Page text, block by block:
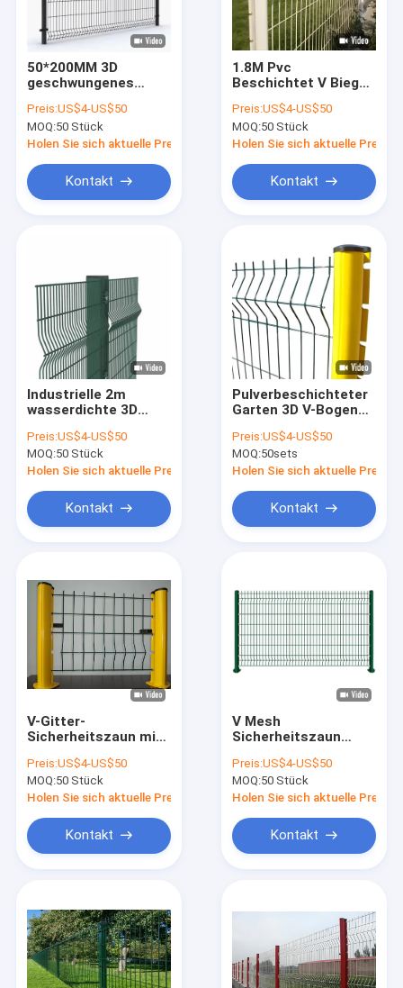
Über uns
Kontakt mit uns
Neuigkeiten
Metalldrahtnetze Schranken
Ein temporärer Zaun aus Metall
Röhrenstahlzaun
Edelstahl-Drahtseil-Masche
Zaun für Viehbetriebe
Massenkontrolle
Sicherheitszaun gegen Aufstieg
Kettenschnittzaun
Stacheldraht
Hundehütte aus Stahl
Galvanisiertes Stahlgitter
50*200MM 3D
geschwungenes
Gitterzaun
Preis:US$4-US$50
MOQ:50 Stück
Holen Sie sich aktuelle Preis
Kontakt
1.8M Pvc
Beschichtet V Biegen
Garten Außen 3D
Zaun Mit
Pfirsichform Post
Preis:US$4-US$50
MOQ:50 Stück
Holen Sie sich aktuelle Preis
Kontakt
Industrielle 2m
wasserdichte 3D
Wire Mesh
Metallzaunplatten
leicht zu montieren
Preis:US$4-US$50
MOQ:50 Stück
Holen Sie sich aktuelle Preis
Kontakt
Pulverbeschichteter
Garten 3D V-Bogen
Gartengitter
Preis:US$4-US$50
MOQ:50sets
Holen Sie sich aktuelle Preis
Kontakt
V-Gitter-
Sicherheitszaun mit
3.0 Breit 3D-Kurvzaun
Preis:US$4-US$50
MOQ:50 Stück
Holen Sie sich aktuelle Preis
Kontakt
V Mesh
Sicherheitszaun
Gartenzaun PVC 3
Kurvenzaun
Preis:US$4-US$50
MOQ:50 Stück
Holen Sie sich aktuelle Preis
Kontakt